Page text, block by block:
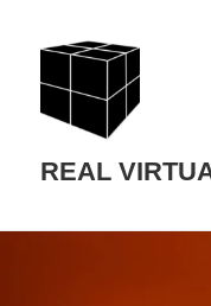
REAL